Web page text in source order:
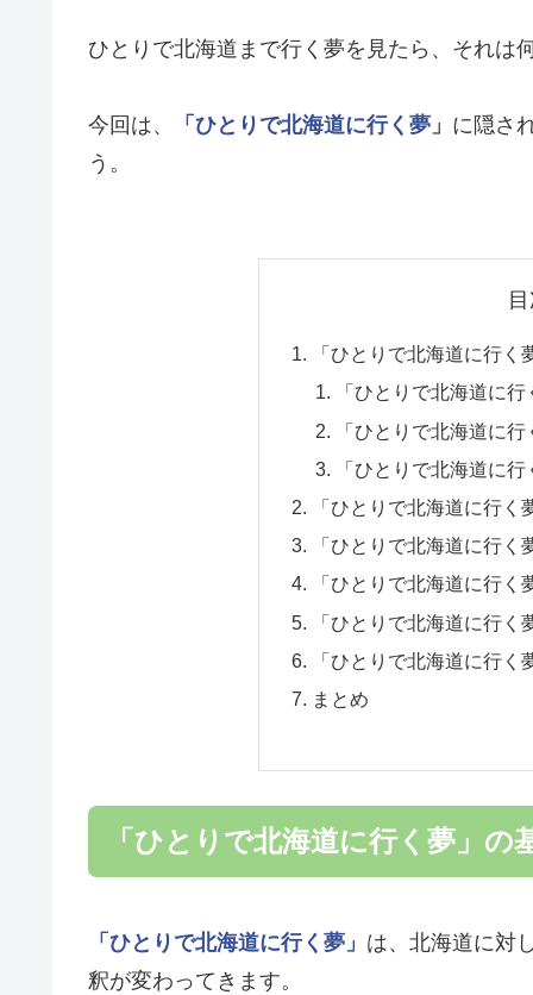
ひとりで北海道まで行く夢を見たら、それは
今回は、 「ひとりで北海道に行く夢」 に隠さ
う。
「ひとりで北海道に行
「ひとりで北海道に
「ひとりで北海道に
「ひとりで北海道に
「ひとりで北海道に行
「ひとりで北海道に行
「ひとりで北海道に行
「ひとりで北海道に行
「ひとりで北海道に行
まとめ
「ひとりで北海道に行く夢」の
「ひとりで北海道に行く夢」 は、北海道に対
釈が変わってきます。